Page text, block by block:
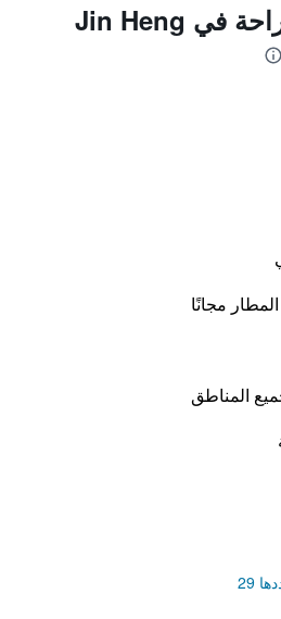
المزايا ووسائل الراحة في Jin Heng
مجانًا
المناطق
29